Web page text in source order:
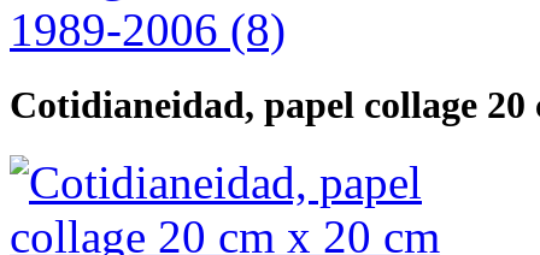
Cotidianeidad, papel collage 20